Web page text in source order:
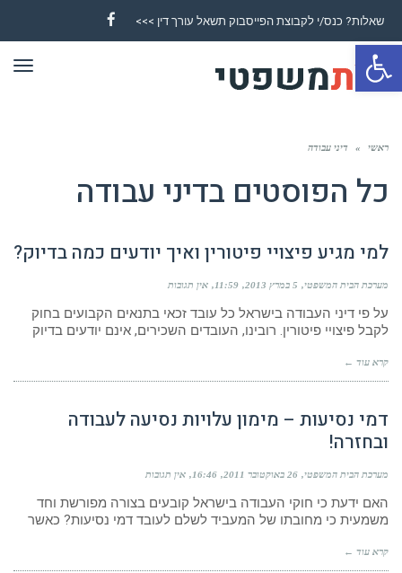
פתח סרגל נגישות
שאלות? כנס/י לקבוצת הפייסבוק תשאל עורך דין >>>
Facebook
ראשי » דיני עבודה
כל הפוסטים בדיני עבודה
למי מגיע פיצויי פיטורין ואיך יודעים כמה בדיוק?
מערכת הבית המשפטי 5 במרץ 2013 11:59 אין תגובות
על פי דיני העבודה בישראל כל עובד זכאי בתנאים הקבועים בחוק
לקבל פיצויי פיטורין. רובינו, העובדים השכירים, אינם יודעים בדיוק
קרא עוד ←
דמי נסיעות – מימון עלויות נסיעה לעבודה
ובחזרה!
מערכת הבית המשפטי 26 באוקטובר 2011 16:46 אין תגובות
האם ידעת כי חוקי העבודה בישראל קובעים בצורה מפורשת וחד
משמעית כי מחובתו של המעביד לשלם לעובד דמי נסיעות? כאשר
קרא עוד ←